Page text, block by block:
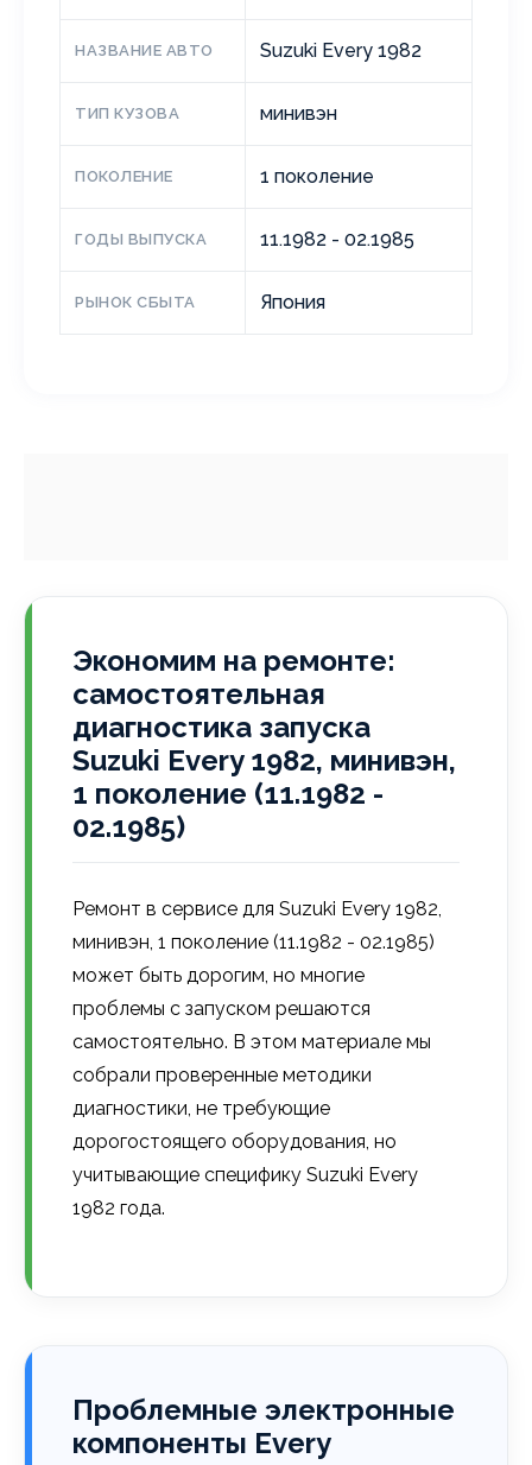
НАЗВАНИЕ АВТО Suzuki Every 1982
ТИП КУЗОВА минивэн
ПОКОЛЕНИЕ 1 поколение
ГОДЫ ВЫПУСКА 11.1982 - 02.1985
РЫНОК СБЫТА Япония
Экономим на ремонте:
самостоятельная
диагностика запуска
Suzuki Every 1982, минивэн,
1 поколение (11.1982 -
02.1985)
Ремонт в сервисе для Suzuki Every 1982,
минивэн, 1 поколение (11.1982 - 02.1985)
может быть дорогим, но многие
проблемы с запуском решаются
самостоятельно. В этом материале мы
собрали проверенные методики
диагностики, не требующие
дорогостоящего оборудования, но
учитывающие специфику Suzuki Every
1982 года.
Проблемные электронные
компоненты Every